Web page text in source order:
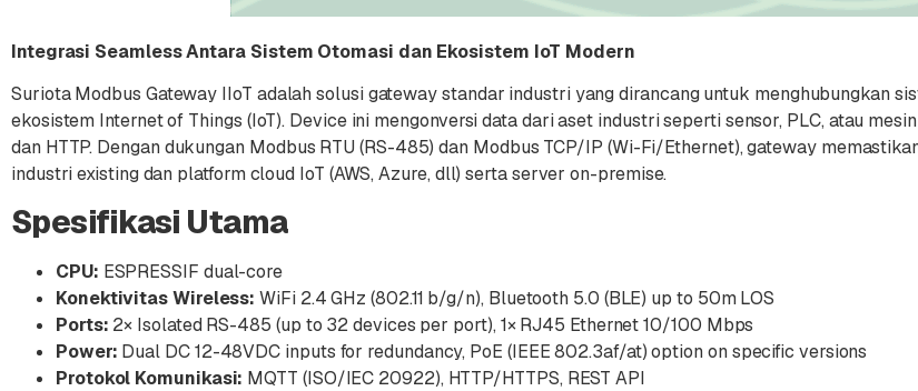
Integrasi Seamless Antara Sistem Otomasi dan Ekosistem IoT Modern
Suriota Modbus Gateway IIoT adalah solusi gateway standar industri yang dirancang untuk menghubungkan
ekosistem Internet of Things (IoT). Device ini mengonversi data dari aset industri seperti sensor, PLC, atau
dan HTTP. Dengan dukungan Modbus RTU (RS-485) dan Modbus TCP/IP (Wi-Fi/Ethernet), gateway
industri existing dan platform cloud IoT (AWS, Azure, dll) serta server on-premise.
Spesifikasi Utama
CPU: ESPRESSIF dual-core
Konektivitas Wireless: WiFi 2.4 GHz (802.11 b/g/n), Bluetooth 5.0 (BLE) up to 50m LOS
Ports: 2× Isolated RS-485 (up to 32 devices per port), 1× RJ45 Ethernet 10/100 Mbps
Power: Dual DC 12-48VDC inputs for redundancy, PoE (IEEE 802.3af/at) option on specific versions
Protokol Komunikasi: MQTT (ISO/IEC 20922), HTTP/HTTPS, REST API